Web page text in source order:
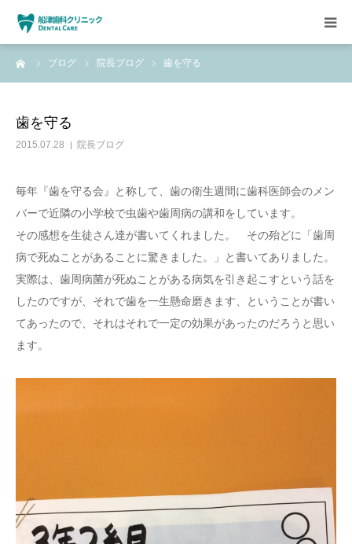
ブログ 院長ブログ 歯を守る
歯を守る
2015.07.28 院長ブログ
毎年『歯を守る会』と称して、歯の衛生週間に歯科医師会のメン
バーで近隣の小学校で虫歯や歯周病の講和をしています。
その感想を生徒さん達が書いてくれました。 その殆どに「歯周
病で死ぬことがあることに驚きました。」と書いてありました。
実際は、歯周病菌が死ぬことがある病気を引き起こすという話を
したのですが、それで歯を一生懸命磨きます、ということが書い
てあったので、それはそれで一定の効果があったのだろうと思い
ます。
HOME
設備紹介